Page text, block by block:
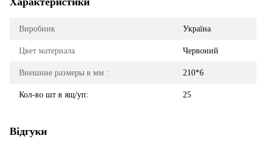
Виробник Україна
Цвет материала Червоний
Внешние размеры в мм : 210*6
Кол-во шт в ящ/уп: 25
Відгуки